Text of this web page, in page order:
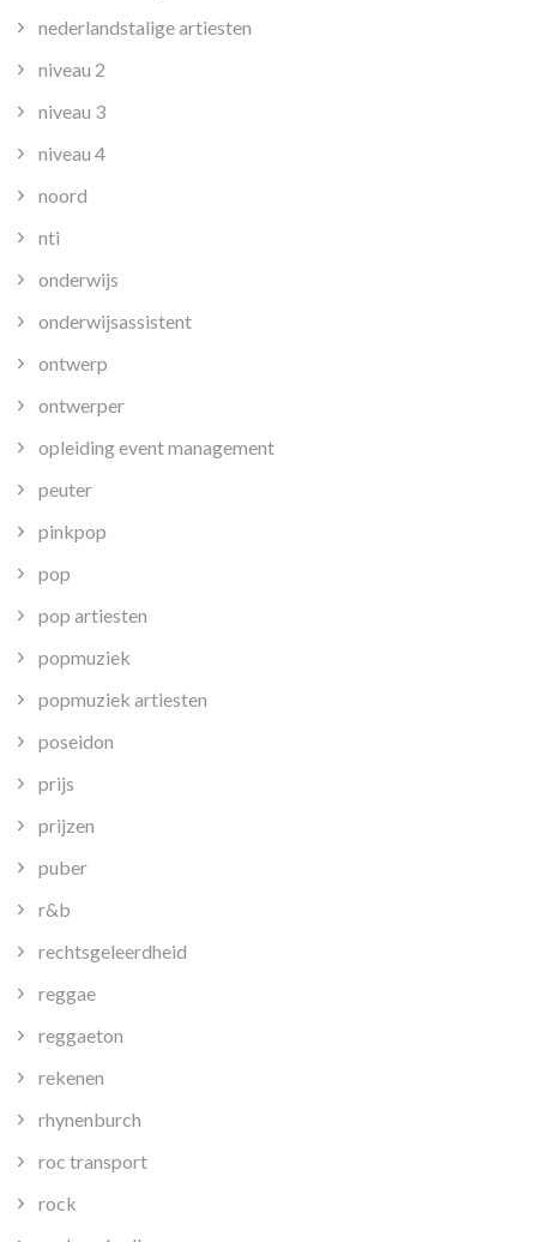
nederlandstalige artiesten
niveau 2
niveau 3
niveau 4
noord
nti
onderwijs
onderwijsassistent
ontwerp
ontwerper
opleiding event management
peuter
pinkpop
pop
pop artiesten
popmuziek
popmuziek artiesten
poseidon
prijs
prijzen
puber
r&b
rechtsgeleerdheid
reggae
reggaeton
rekenen
rhynenburch
roc transport
rock